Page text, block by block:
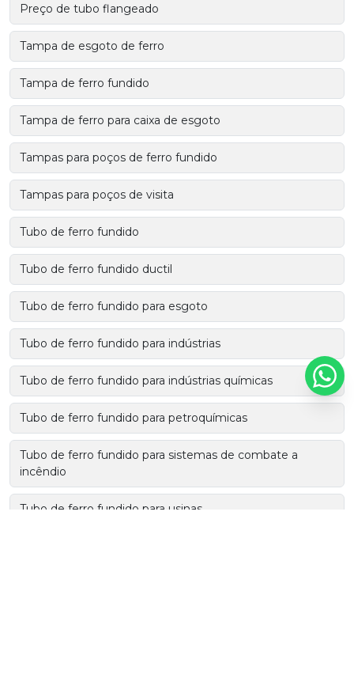
Preço de tubo flangeado
Tampa de esgoto de ferro
Tampa de ferro fundido
Tampa de ferro para caixa de esgoto
Tampas para poços de ferro fundido
Tampas para poços de visita
Tubo de ferro fundido
Tubo de ferro fundido ductil
Tubo de ferro fundido para esgoto
Tubo de ferro fundido para indústrias
Tubo de ferro fundido para indústrias químicas
Tubo de ferro fundido para petroquímicas
Tubo de ferro fundido para sistemas de combate a
incêndio
Tubo de ferro fundido para usinas